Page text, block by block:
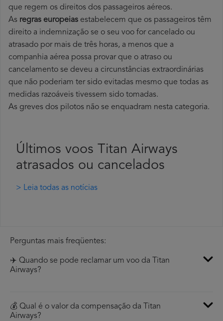
que regem os direitos dos passageiros aéreos.
As regras europeias estabelecem que os passageiros têm
direito a indemnização se o seu voo for cancelado ou
atrasado por mais de três horas, a menos que a
companhia aérea possa provar que o atraso ou
cancelamento se deveu a circunstâncias extraordinárias
que não poderiam ter sido evitadas mesmo que todas as
medidas razoáveis tivessem sido tomadas.
As greves dos pilotos não se enquadram nesta categoria.
Últimos voos Titan Airways
atrasados ou cancelados
> Leia todas as notícias
Perguntas mais freqüentes:
✈️ Quando se pode reclamar um voo da Titan
Airways?
💰 Qual é o valor da compensação da Titan
Airways?